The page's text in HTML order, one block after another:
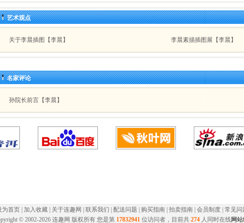
艺术观点
关于李晨插图【李晨】 李晨素描插图展【李晨】
名家评论
孙院长前言【李晨】
为首页 加入收藏 关于连趣网 联系我们 配送问题 购买指南 拍卖指南 会员制度 常见问
© 2002-2026 连趣网 版权所有 您是第 17832941 位访问者，目前共 274 人同时在线网